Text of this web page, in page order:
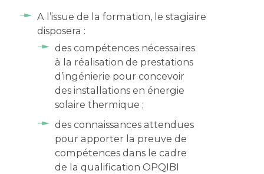
A l’issue de la formation, le stagiaire
disposera :
des compétences nécessaires
à la réalisation de prestations
d’ingénierie pour concevoir
des installations en énergie
solaire thermique ;
des connaissances attendues
pour apporter la preuve de
compétences dans le cadre
de la qualification OPQIBI